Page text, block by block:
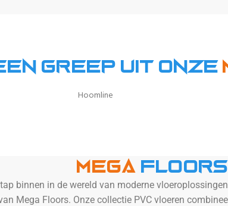
greep uit onze
Hebeta
Mega Floors
binnen in de wereld van moderne
Mega Floors. Onze collectie PVC vloeren